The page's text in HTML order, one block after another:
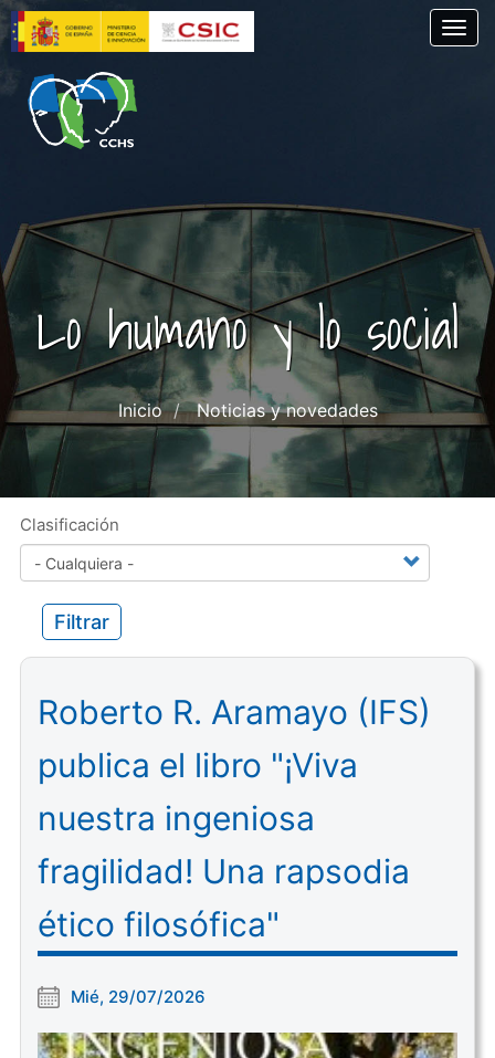
Pasar
al
contenido
principal
Lo humano y lo social
Inicio Noticias y novedades
Clasificación
Filtrar
Roberto R. Aramayo (IFS)
publica el libro "¡Viva
nuestra ingeniosa
fragilidad! Una rapsodia
ético filosófica"
Mié, 29/07/2026